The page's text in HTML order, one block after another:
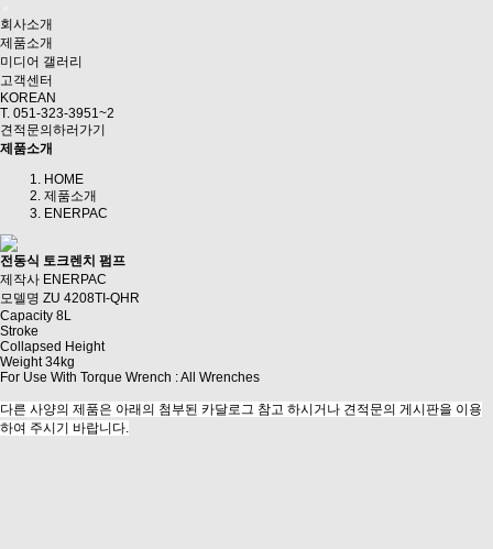
회사소개
제품소개
미디어 갤러리
고객센터
KOREAN
T. 051-323-3951~2
견적문의하러가기
제품소개
HOME
제품소개
ENERPAC
전동식 토크렌치 펌프
제작사 ENERPAC
모델명 ZU 4208TI-QHR
Capacity 8L
Stroke
Collapsed Height
Weight 34kg
For Use With Torque Wrench : All Wrenches
다른 사양의 제품은 아래의 첨부된 카달로그 참고 하시거나 견적문의 게시판을 이용
하여 주시기 바랍니다.